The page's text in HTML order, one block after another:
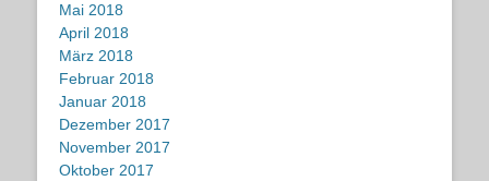
Mai 2018
April 2018
März 2018
Februar 2018
Januar 2018
Dezember 2017
November 2017
Oktober 2017